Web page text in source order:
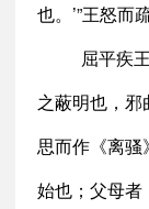
也。’”王怒而
屈平疾
之蔽明也，
思而作《离骚
始也；父母者